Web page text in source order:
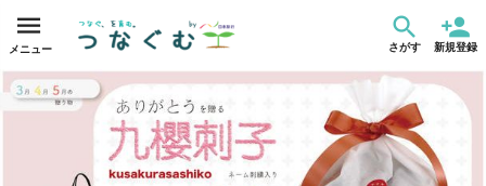
メニュー さがす 新規登録